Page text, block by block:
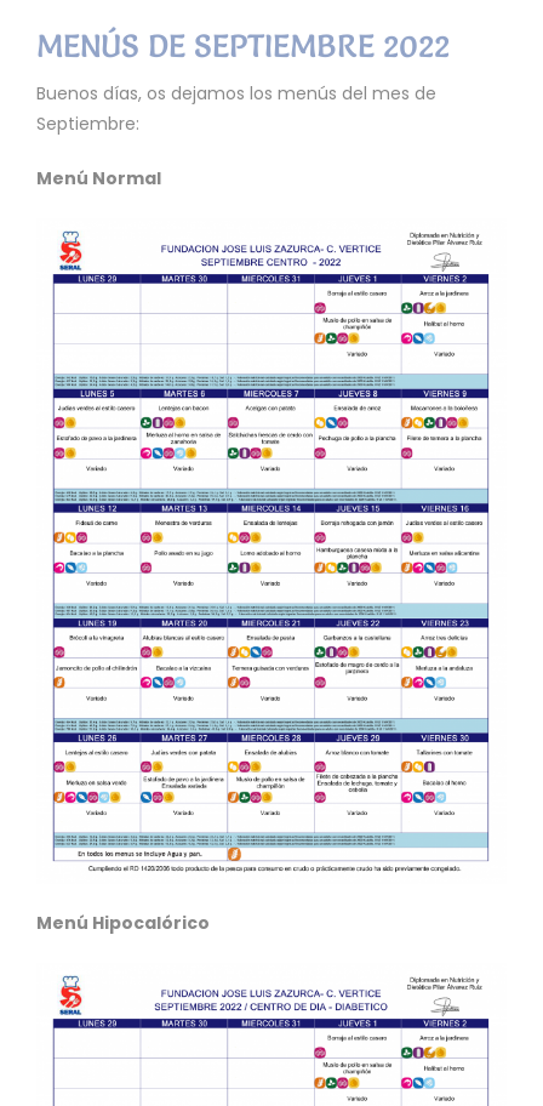
MENÚS DE SEPTIEMBRE 2022
Buenos días, os dejamos los menús del mes de
Septiembre:
Menú Normal
Menú Hipocalórico